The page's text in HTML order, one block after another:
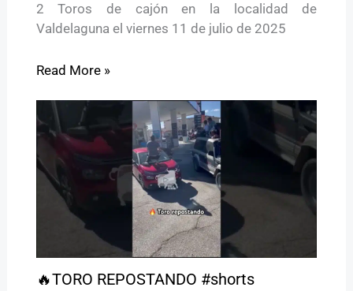
2 Toros de cajón en la localidad de
Valdelaguna el viernes 11 de julio de 2025
Read More »
🔥TORO REPOSTANDO #shorts